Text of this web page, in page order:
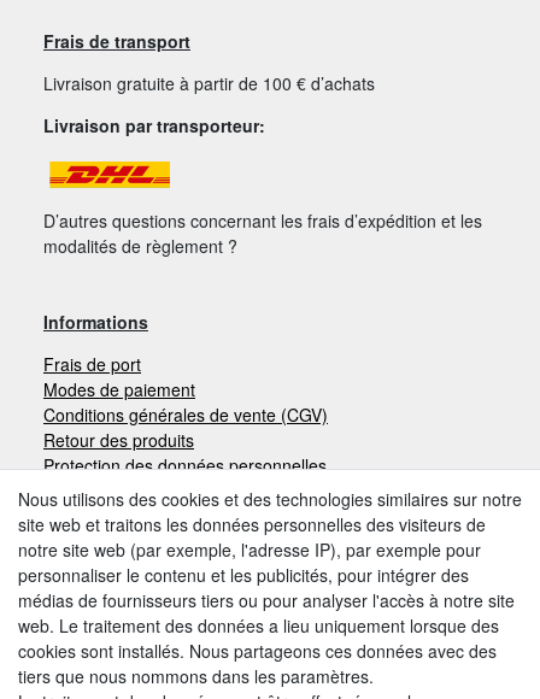
Frais de transport
Livraison gratuite à partir de 100 € d’achats
Livraison par transporteur:
D’autres questions concernant les frais d’expédition et les
modalités de règlement ?
Informations
Frais de port
Modes de paiement
Conditions générales de vente (CGV)
Retour des produits
Protection des données personnelles
Mentions légales
Moyens de paiement
Autres modes de paiement:
Nous utilisons des cookies et des technologies similaires sur notre
site web et traitons les données personnelles des visiteurs de
notre site web (par exemple, l'adresse IP), par exemple pour
personnaliser le contenu et les publicités, pour intégrer des
médias de fournisseurs tiers ou pour analyser l'accès à notre site
web. Le traitement des données a lieu uniquement lorsque des
cookies sont installés. Nous partageons ces données avec des
tiers que nous nommons dans les paramètres.